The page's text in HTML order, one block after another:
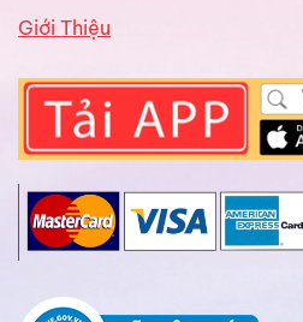
Giới Thiệu